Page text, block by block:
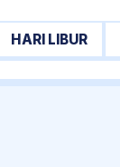
HARI LIBUR